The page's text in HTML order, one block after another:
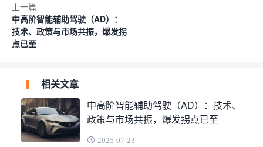
上一篇
中高阶智能辅助驾驶（AD）：
技术、政策与市场共振，爆发拐
点已至
相关文章
中高阶智能辅助驾驶（AD）：技术、
政策与市场共振，爆发拐点已至
2025-07-23